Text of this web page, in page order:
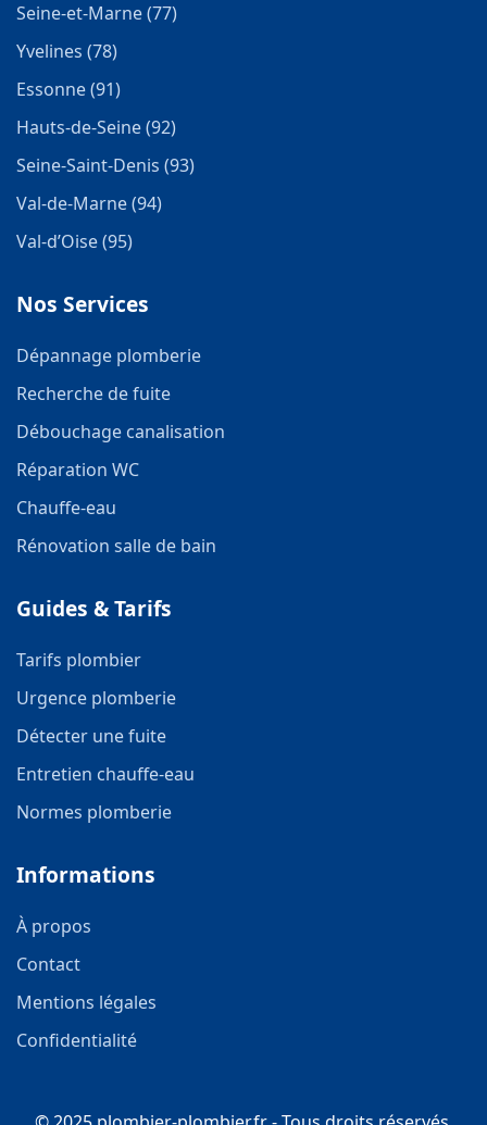
Seine-et-Marne (77)
Yvelines (78)
Essonne (91)
Hauts-de-Seine (92)
Seine-Saint-Denis (93)
Val-de-Marne (94)
Val-d’Oise (95)
Nos Services
Dépannage plomberie
Recherche de fuite
Débouchage canalisation
Réparation WC
Chauffe-eau
Rénovation salle de bain
Guides & Tarifs
Tarifs plombier
Urgence plomberie
Détecter une fuite
Entretien chauffe-eau
Normes plomberie
Informations
À propos
Contact
Mentions légales
Confidentialité